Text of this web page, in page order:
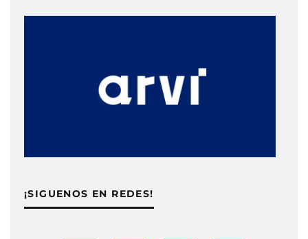
¡SIGUENOS EN REDES!